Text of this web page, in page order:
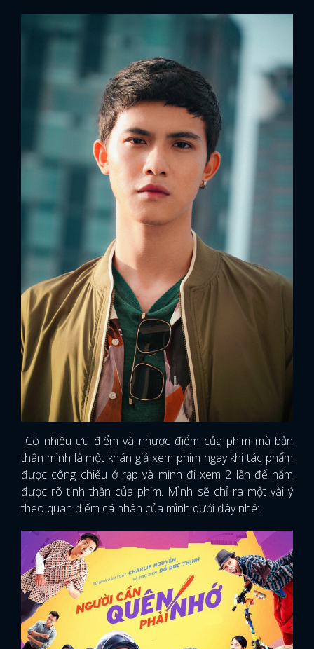
Có nhiều ưu điểm và nhược điểm của phim mà bản
thân mình là một khán giả xem phim ngay khi tác phẩm
được công chiếu ở rạp và mình đi xem 2 lần để nắm
được rõ tinh thần của phim. Mình sẽ chỉ ra một vài ý
theo quan điểm cá nhân của mình dưới đây nhé: